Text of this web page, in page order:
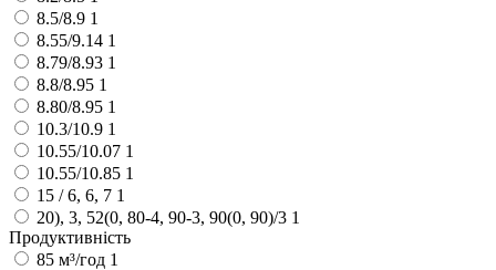
8.5/8.9 1
8.55/9.14 1
8.79/8.93 1
8.8/8.95 1
8.80/8.95 1
10.3/10.9 1
10.55/10.07 1
10.55/10.85 1
15 / 6, 6, 7 1
20), 3, 52(0, 80-4, 90-3, 90(0, 90)/3 1
Продуктивність
85 м³/год 1